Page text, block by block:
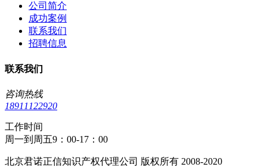
公司简介
成功案例
联系我们
招聘信息
联系我们
咨询热线
18911122920
工作时间
周一到周五9：00-17：00
北京君诺正信知识产权代理公司 版权所有 2008-2020